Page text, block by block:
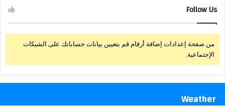
Follow Us
من صفحة إعدادات إضافة أرقام قم بتعيين بيانات حساباتك على الشبكات
الإجتماعية.
Weather